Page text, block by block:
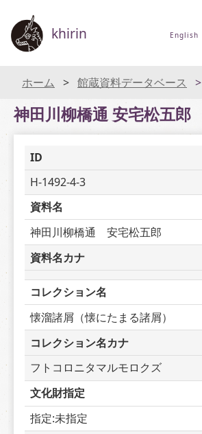
khirin English
ホーム 館蔵資料データベース
神田川柳橋通 安宅松五郎
ID
H-1492-4-3
資料名
神田川柳橋通　安宅松五郎
資料名カナ
コレクション名
懐溜諸屑（懐にたまる諸屑）
コレクション名カナ
フトコロニタマルモロクズ
文化財指定
指定:未指定